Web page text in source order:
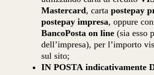
Mastercard, cartapostepay
postepay impresa, oppure
BancoPosta on line (sia esso
dell’impresa), per l’importo
sul sito;
IN POSTA indicativamente